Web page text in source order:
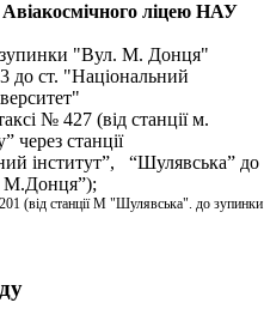
Авіакосмічного ліцею НАУ
"Вул. М. Донця"
до ст. "Національний
№ 427 (від станції м.
через станції
інститут”, “Шулявська” до
М.Донця”);
(від станції М "Шулявська". до зупинки